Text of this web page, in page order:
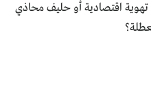
اقتصادية أو حليف محاذي